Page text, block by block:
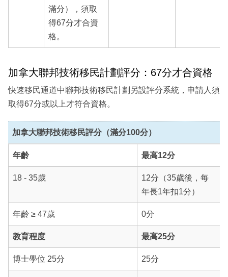
滿分），須取
得67分才合資
格。
加拿大聯邦技術移民計劃評分：67分才合資格
快速移民通道中聯邦技術移民計劃另設評分系統，申請人須
取得67分或以上才符合資格。
加拿大聯邦技術移民評分（滿分100分）
年齡 最高12分
18 - 35歲
12分（35歲後，每
年長1年扣1分）
年齡 ≥ 47歲 0分
教育程度 最高25分
博士學位 25分 25分